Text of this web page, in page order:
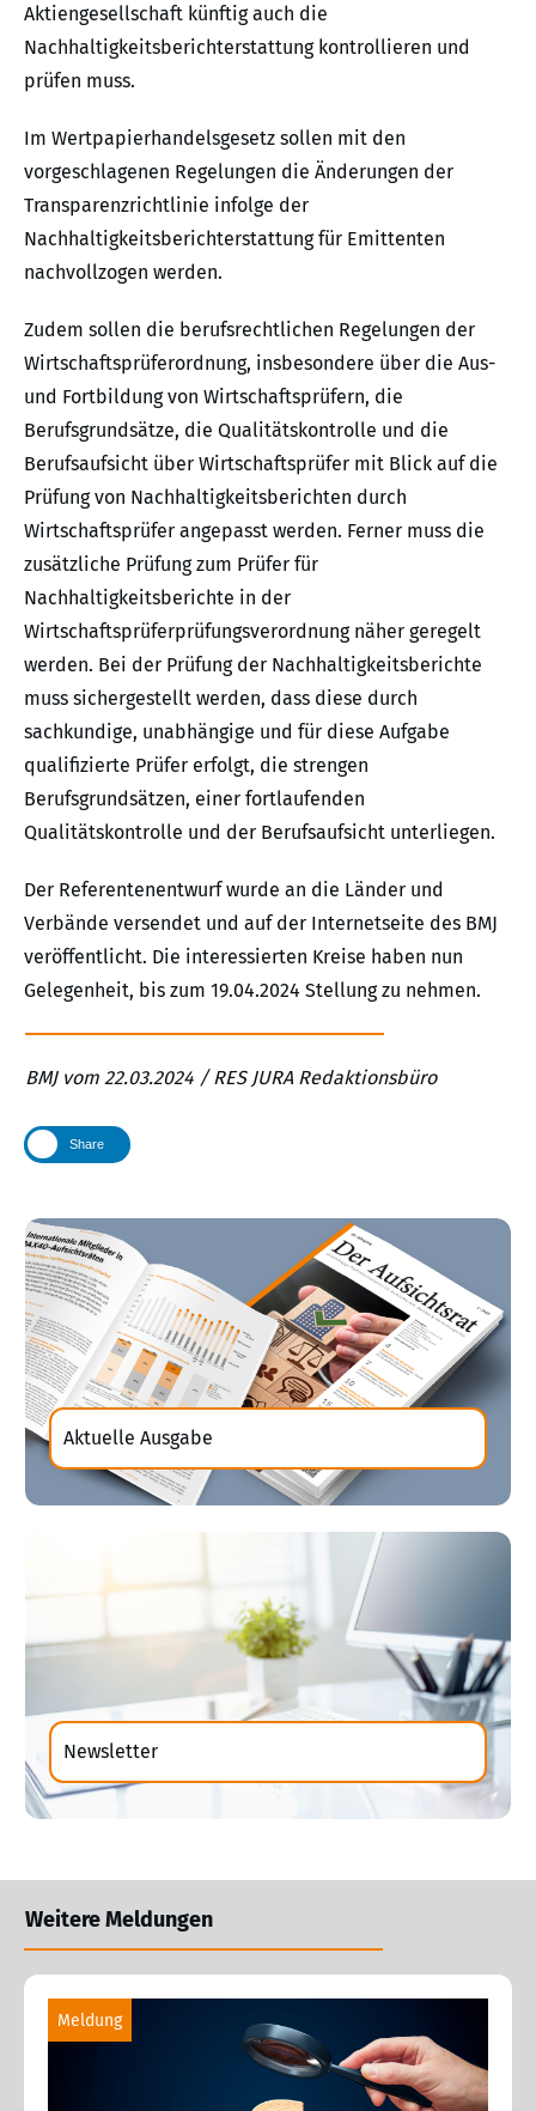
Aktiengesellschaft künftig auch die
Nachhaltigkeitsberichterstattung kontrollieren und
prüfen muss.
Im Wertpapierhandelsgesetz sollen mit den
vorgeschlagenen Regelungen die Änderungen der
Transparenzrichtlinie infolge der
Nachhaltigkeitsberichterstattung für Emittenten
nachvollzogen werden.
Zudem sollen die berufsrechtlichen Regelungen der
Wirtschaftsprüferordnung, insbesondere über die Aus-
und Fortbildung von Wirtschaftsprüfern, die
Berufsgrundsätze, die Qualitätskontrolle und die
Berufsaufsicht über Wirtschaftsprüfer mit Blick auf die
Prüfung von Nachhaltigkeitsberichten durch
Wirtschaftsprüfer angepasst werden. Ferner muss die
zusätzliche Prüfung zum Prüfer für
Nachhaltigkeitsberichte in der
Wirtschaftsprüferprüfungsverordnung näher geregelt
werden. Bei der Prüfung der Nachhaltigkeitsberichte
muss sichergestellt werden, dass diese durch
sachkundige, unabhängige und für diese Aufgabe
qualifizierte Prüfer erfolgt, die strengen
Berufsgrundsätzen, einer fortlaufenden
Qualitätskontrolle und der Berufsaufsicht unterliegen.
Der Referentenentwurf wurde an die Länder und
Verbände versendet und auf der Internetseite des BMJ
veröffentlicht. Die interessierten Kreise haben nun
Gelegenheit, bis zum 19.04.2024 Stellung zu nehmen.
BMJ vom 22.03.2024 / RES JURA Redaktionsbüro
Share
Aktuelle Ausgabe
Newsletter
Weitere Meldungen
Meldung